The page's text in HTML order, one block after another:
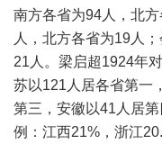
南方各省为94人，北
人，北方各省为19人
21人。梁启超1924年
苏以121人居各省第一
第三，安徽以41人居
例：江西21%，浙江